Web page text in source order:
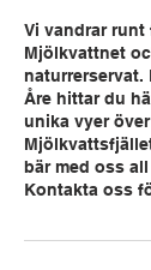
Vi vandrar
Mjölkvattnet
naturrerservat.
Åre hittar du
unika vyer
bär med oss
Kontakta oss